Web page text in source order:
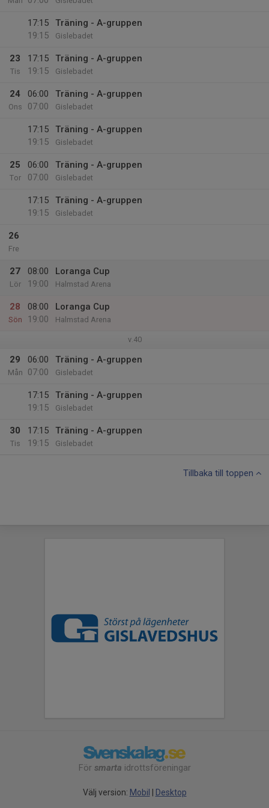
17:15
19:15
Träning - A-gruppen
Gislebadet
23
Tis
17:15
19:15
Träning - A-gruppen
Gislebadet
24
Ons
06:00
07:00
Träning - A-gruppen
Gislebadet
17:15
19:15
Träning - A-gruppen
Gislebadet
25
Tor
06:00
07:00
Träning - A-gruppen
Gislebadet
17:15
19:15
Träning - A-gruppen
Gislebadet
26
Fre
27
Lör
08:00
19:00
Loranga Cup
Halmstad Arena
28
Sön
08:00
19:00
Loranga Cup
Halmstad Arena
v.40
29
Mån
06:00
07:00
Träning - A-gruppen
Gislebadet
17:15
19:15
Träning - A-gruppen
Gislebadet
30
Tis
17:15
19:15
Träning - A-gruppen
Gislebadet
Tillbaka till toppen
För smarta idrottsföreningar
Välj version: Mobil Desktop